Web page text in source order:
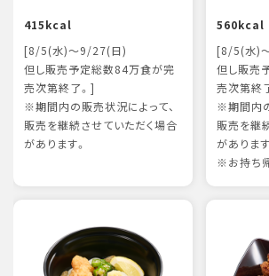
415kcal
[8/5(水)～9/27(日)
但し販売予定総数84万食が完
売次第終了。]
※期間内の販売状況によって、
販売を継続させていただく場合
があります。
560kcal
[8/5(水)
但し販売
売次第終
※期間内
販売を継
があります
※お持ち